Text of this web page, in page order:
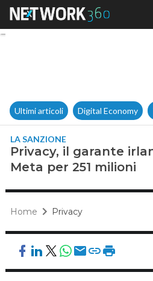
Ultimi articoli Digital Economy
LA SANZIONE
Privacy, il garante
Meta per 251 milioni
Home Privacy